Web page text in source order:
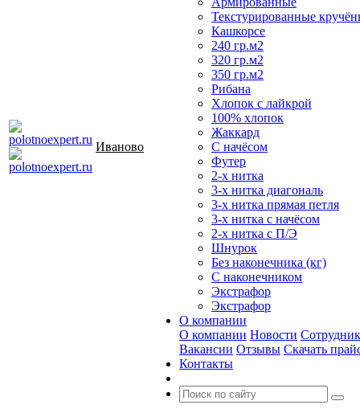
Иваново
Текстурированные
Кашкорсе
240 гр.м2
320 гр.м2
350 гр.м2
Рибана
Хлопок с лайкрой
100% хлопок
Жаккард
С начёсом
Футер
2-х нитка
3-х нитка диагональ
3-х нитка прямая петля
3-х нитка с начёсом
2-х нитка с П/Э
Шнурок
Без наконечника (кг)
С наконечником
Экстрафор
Экстрафор
О компании
О компании Новости
Вакансии Отзывы Скачать
Контакты